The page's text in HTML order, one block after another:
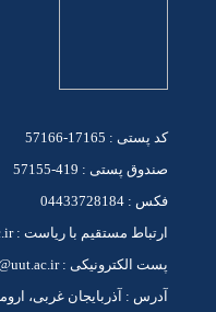
کد پستی : 17165-57166
صندوق پستی : 419-57155
فکس : 04433728184
ارتباط مستقیم با ریاست : po@uut.ac.ir
پست الکترونیکی : info@uut.ac.ir
آدرس : آذربایجان غربی،